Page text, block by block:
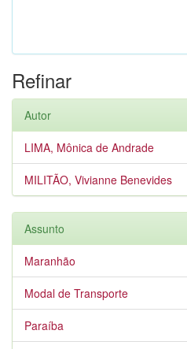
Refinar
Autor
LIMA, Mônica de Andrade
MILITÃO, Vivianne Benevides
Assunto
Maranhão
Modal de Transporte
Paraíba